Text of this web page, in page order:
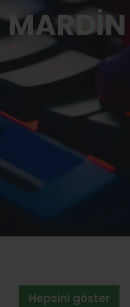
MARDİN
Hepsini göster